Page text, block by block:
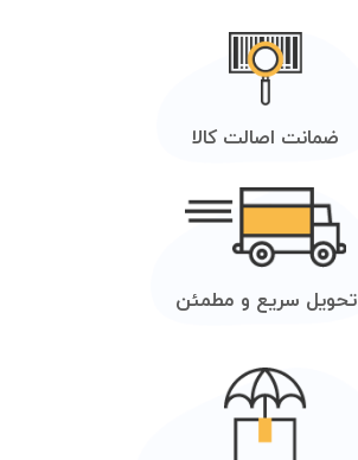
ضمانت اصالت کالا
تحویل سریع و مطمئن